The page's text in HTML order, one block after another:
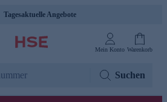
Tagesaktuelle Angebote
Mein Konto Warenkorb
Suchen